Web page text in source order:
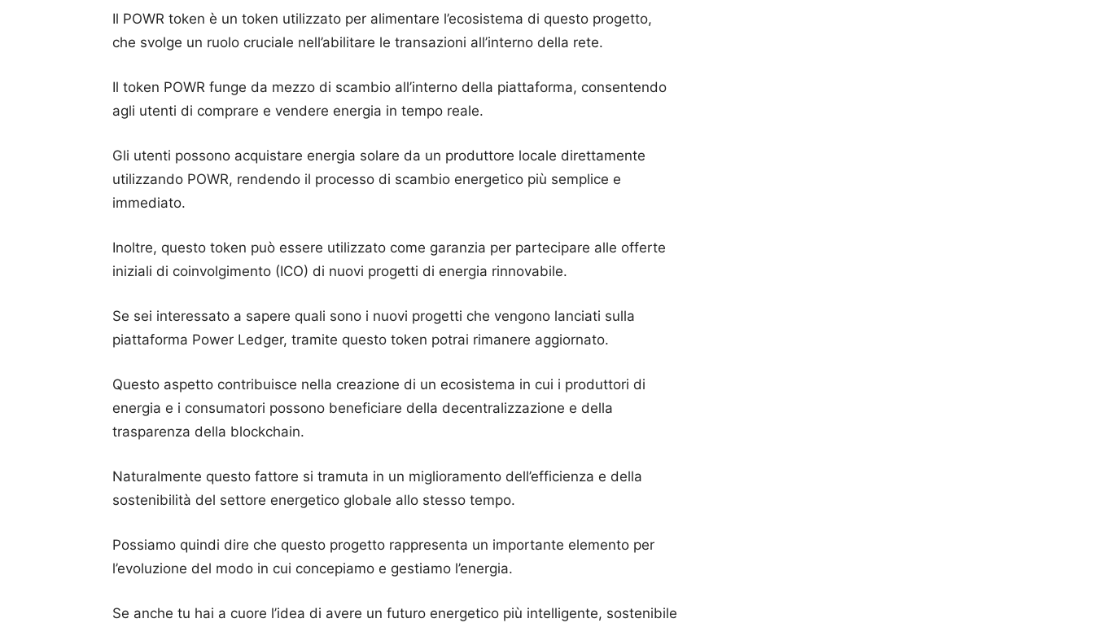
Il POWR token è un token utilizzato per alimentare l’ecosistema di questo progetto,
che svolge un ruolo cruciale nell’abilitare le transazioni all’interno della rete.
Il token POWR funge da mezzo di scambio all’interno della piattaforma, consentendo
agli utenti di comprare e vendere energia in tempo reale.
Gli utenti possono acquistare energia solare da un produttore locale direttamente
utilizzando POWR, rendendo il processo di scambio energetico più semplice e
immediato.
Inoltre, questo token può essere utilizzato come garanzia per partecipare alle offerte
iniziali di coinvolgimento (ICO) di nuovi progetti di energia rinnovabile.
Se sei interessato a sapere quali sono i nuovi progetti che vengono lanciati sulla
piattaforma Power Ledger, tramite questo token potrai rimanere aggiornato.
Questo aspetto contribuisce nella creazione di un ecosistema in cui i produttori di
energia e i consumatori possono beneficiare della decentralizzazione e della
trasparenza della blockchain.
Naturalmente questo fattore si tramuta in un miglioramento dell’efficienza e della
sostenibilità del settore energetico globale allo stesso tempo.
Possiamo quindi dire che questo progetto rappresenta un importante elemento per
l’evoluzione del modo in cui concepiamo e gestiamo l’energia.
Se anche tu hai a cuore l’idea di avere un futuro energetico più intelligente, sostenibile